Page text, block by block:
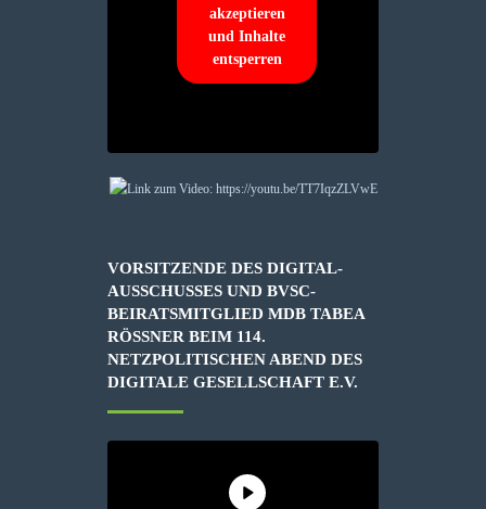
akzeptieren
und Inhalte
entsperren
VORSITZENDE DES DIGITAL-
AUSSCHUSSES UND BVSC-
BEIRATSMITGLIED MDB TABEA
RÖSSNER BEIM 114. N
ETZPOLITISCHEN ABEND DES D
IGITALE GESELLSCHAFT E.V.